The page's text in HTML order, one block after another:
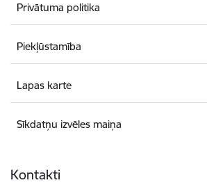
Privātuma politika
Piekļūstamība
Lapas karte
Sīkdatņu izvēles maiņa
Kontakti